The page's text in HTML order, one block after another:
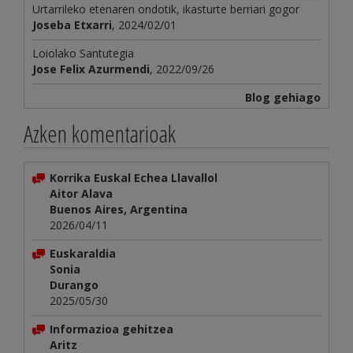
Urtarrileko etenaren ondotik, ikasturte berriari gogor
Joseba Etxarri, 2024/02/01
Loiolako Santutegia
Jose Felix Azurmendi, 2022/09/26
Blog gehiago
Azken komentarioak
Korrika Euskal Echea Llavallol
Aitor Alava
Buenos Aires, Argentina
2026/04/11
Euskaraldia
Sonia
Durango
2025/05/30
Informazioa gehitzea
Aritz